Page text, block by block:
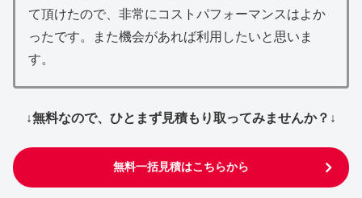
て頂けたので、非常にコストパフォーマンスはよか
ったです。また機会があれば利用したいと思いま
す。
↓無料なので、ひとまず見積もり取ってみませんか？↓
無料一括見積はこちらから